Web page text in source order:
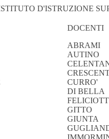
D'ISTRUZIONE
DOCENTI
ABRAMI
AUTINO
CURRO'
DI BELLA
GITTO
GIUNTA